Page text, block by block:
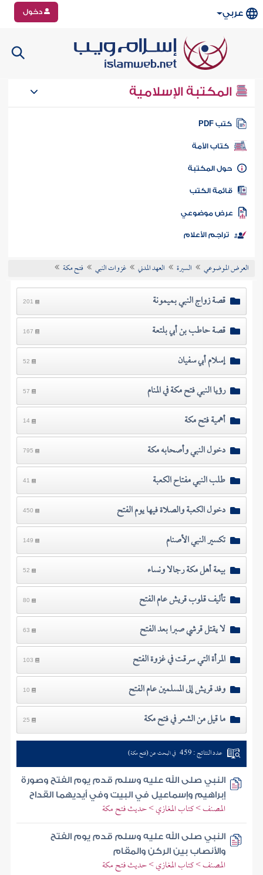
عربي دخول
المكتبة الإسلامية
كتب PDF
كتاب الأمة
المكتبة
الكتب
موضوعي
تراجم الأعلام
العرض الموضوعي السيرة العهد المدني غزوات النبي فتح مكة
قصة زواج النبي بميمونة 201
قصة حاطب بن أبي بلتعة 167
إسلام أبي سفيان 52
رؤيا النبي فتح مكة في المنام 57
أهمية فتح مكة 14
دخول النبي وأصحابه مكة 795
طلب النبي مفتاح الكعبة 41
دخول الكعبة والصلاة فيها يوم الفتح 450
تكسير النبي الأصنام 149
بيعة أهل مكة رجالا ونساء 52
تأليف قلوب قريش عام الفتح 80
لا يقتل قرشي صبرا بعد الفتح 63
المرأة التي سرقت في غزوة الفتح 103
وفد قريش إلى المسلمين عام الفتح 10
ما قيل من الشعر في فتح مكة 25
عدد النتائج : 459 في البحث عن (فتح مكة)
النبي صلى الله عليه وسلم قدم يوم الفتح وصورة
إبراهيم وإسماعيل في البيت وفي أيديهما القداح
المصنف > كتاب المغازي > حديث فتح مكة
النبي صلى الله عليه وسلم قدم يوم الفتح
والأنصاب بين الركن والمقام
المصنف > كتاب المغازي > حديث فتح مكة